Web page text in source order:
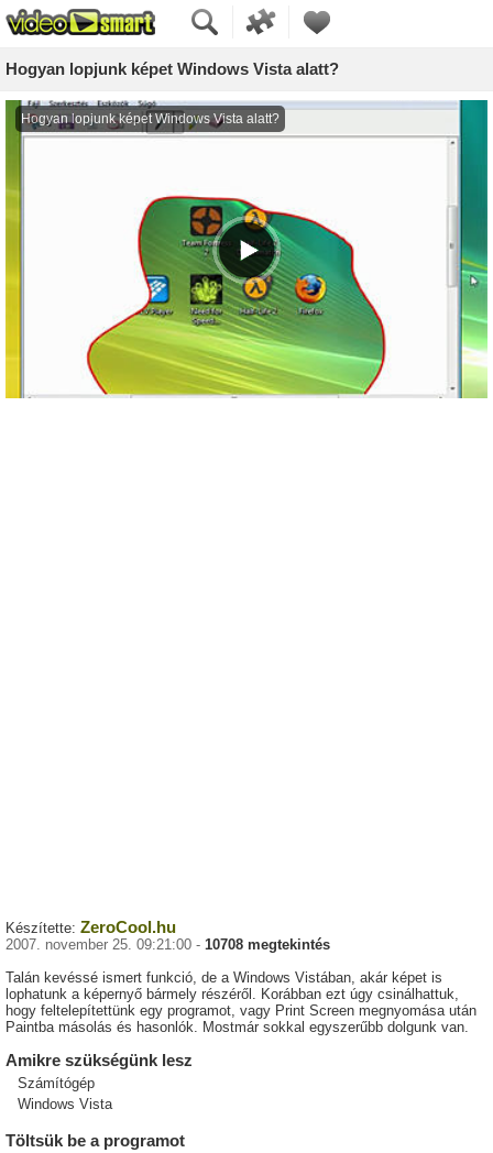
Hogyan lopjunk képet Windows Vista alatt?
Készítette: ZeroCool.hu
2007. november 25. 09:21:00 - 10708 megtekintés
Talán kevéssé ismert funkció, de a Windows Vistában, akár képet is
lophatunk a képernyő bármely részéről. Korábban ezt úgy csinálhattuk,
hogy feltelepítettünk egy programot, vagy Print Screen megnyomása után
Paintba másolás és hasonlók. Mostmár sokkal egyszerűbb dolgunk van.
Amikre szükségünk lesz
Számítógép
Windows Vista
Töltsük be a programot